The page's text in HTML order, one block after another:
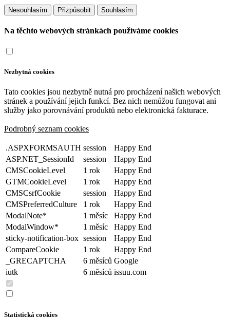
Přizpůsobit
Na těchto webových stránkách používáme cookies
Nezbytná cookies
Tato cookies jsou nezbytně nutná pro procházení našich webových
stránek a používání jejich funkcí. Bez nich nemůžou fungovat ani
služby jako porovnávání produktů nebo elektronická fakturace.
Podrobný seznam cookies
.ASPXFORMSAUTH session
Happy End
ASP.NET_SessionId
session
Happy End
CMSCookieLevel
1 rok
Happy End
GTMCookieLevel
1 rok
Happy End
CMSCsrfCookie
session
Happy End
CMSPreferredCulture
1 rok
Happy End
ModalNote*
1 měsíc
Happy End
ModalWindow*
1 měsíc
Happy End
sticky-notification-box session
Happy End
CompareCookie
1 rok
Happy End
_GRECAPTCHA
6 měsíců Google
iutk
6 měsíců issuu.com
Statistická cookies